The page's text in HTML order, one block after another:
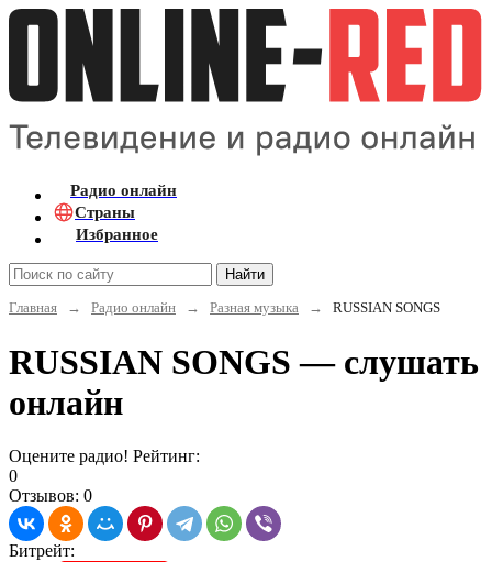
Радио онлайн
Страны
Избранное
Найти
Главная
→ Радио онлайн → Разная музыка → RUSSIAN SONGS
RUSSIAN SONGS — слушать
онлайн
Оцените радио! Рейтинг:
0
Отзывов: 0
Битрейт: